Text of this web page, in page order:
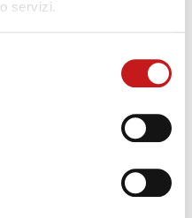
servizi.